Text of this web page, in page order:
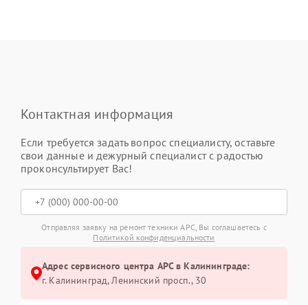
Контактная информация
Если требуется задать вопрос специалисту, оставьте
свои данные и дежурный специалист с радостью
проконсультирует Вас!
Отправляя заявку на ремонт техники APC, Вы соглашаетесь с
Политикой конфиденциальности
Адрес сервисного центра APC в Калининграде:
г. Калининград, Ленинский просп., 30